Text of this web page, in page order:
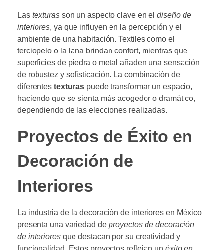
Las texturas son un aspecto clave en el diseño de
interiores, ya que influyen en la percepción y el
ambiente de una habitación. Textiles como el
terciopelo o la lana brindan confort, mientras que
superficies de piedra o metal añaden una sensación
de robustez y sofisticación. La combinación de
diferentes texturas puede transformar un espacio,
haciendo que se sienta más acogedor o dramático,
dependiendo de las elecciones realizadas.
Proyectos de Éxito en
Decoración de
Interiores
La industria de la decoración de interiores en México
presenta una variedad de proyectos de decoración
de interiores que destacan por su creatividad y
funcionalidad. Estos proyectos reflejan un éxito en